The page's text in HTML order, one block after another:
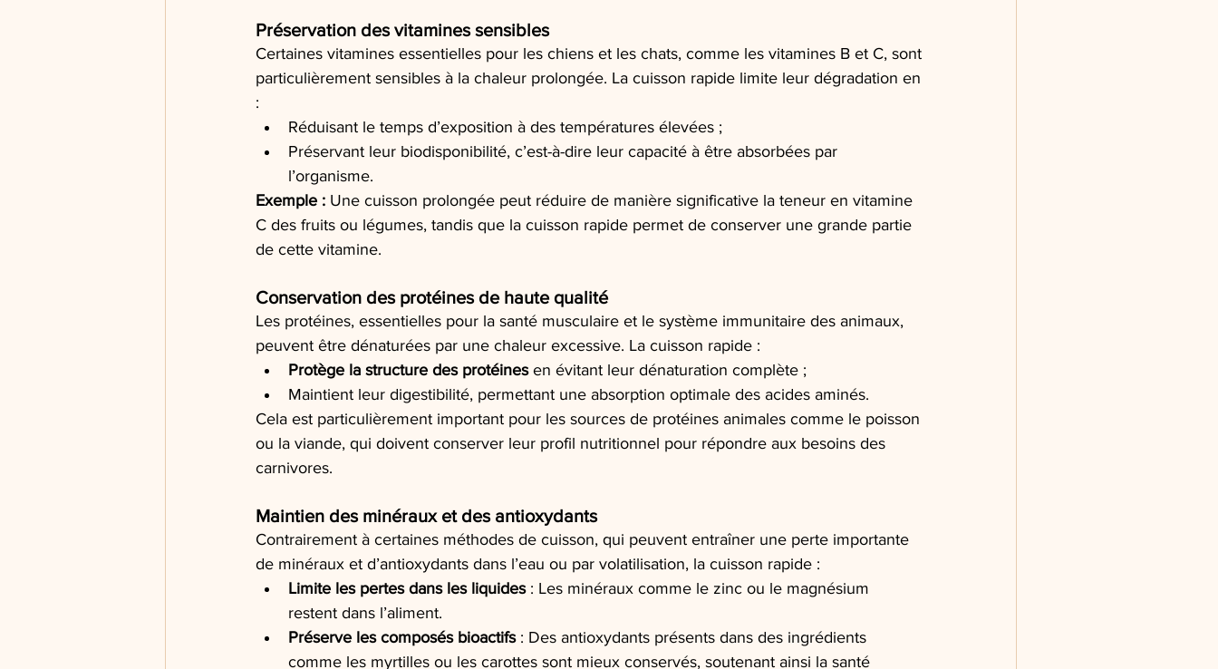
Préservation des vitamines sensibles
Certaines vitamines essentielles pour les chiens et les chats, comme les vitamines B et C, sont
particulièrement sensibles à la chaleur prolongée. La cuisson rapide limite leur dégradation en
:
Réduisant le temps d’exposition à des températures élevées ;
Préservant leur biodisponibilité, c’est-à-dire leur capacité à être absorbées par
l’organisme.
Exemple : Une cuisson prolongée peut réduire de manière significative la teneur en vitamine
C des fruits ou légumes, tandis que la cuisson rapide permet de conserver une grande partie
de cette vitamine.
Conservation des protéines de haute qualité
Les protéines, essentielles pour la santé musculaire et le système immunitaire des animaux,
peuvent être dénaturées par une chaleur excessive. La cuisson rapide :
Protège la structure des protéines en évitant leur dénaturation complète ;
Maintient leur digestibilité, permettant une absorption optimale des acides aminés.
Cela est particulièrement important pour les sources de protéines animales comme le poisson
ou la viande, qui doivent conserver leur profil nutritionnel pour répondre aux besoins des
carnivores.
Maintien des minéraux et des antioxydants
Contrairement à certaines méthodes de cuisson, qui peuvent entraîner une perte importante
de minéraux et d’antioxydants dans l’eau ou par volatilisation, la cuisson rapide :
Limite les pertes dans les liquides : Les minéraux comme le zinc ou le magnésium
restent dans l’aliment.
Préserve les composés bioactifs : Des antioxydants présents dans des ingrédients
comme les myrtilles ou les carottes sont mieux conservés, soutenant ainsi la santé